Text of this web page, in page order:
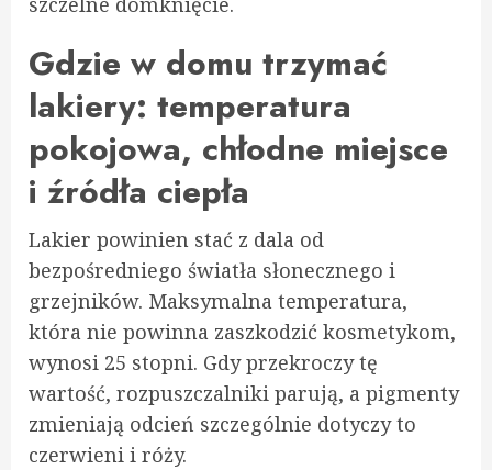
Gdzie w domu trzymać
lakiery: temperatura
pokojowa, chłodne miejsce
i źródła ciepła
Lakier powinien stać z dala od
bezpośredniego światła słonecznego i
grzejników. Maksymalna temperatura,
która nie powinna zaszkodzić kosmetykom,
wynosi 25 stopni. Gdy przekroczy tę
wartość, rozpuszczalniki parują, a pigmenty
zmieniają odcień szczególnie dotyczy to
czerwieni i róży.